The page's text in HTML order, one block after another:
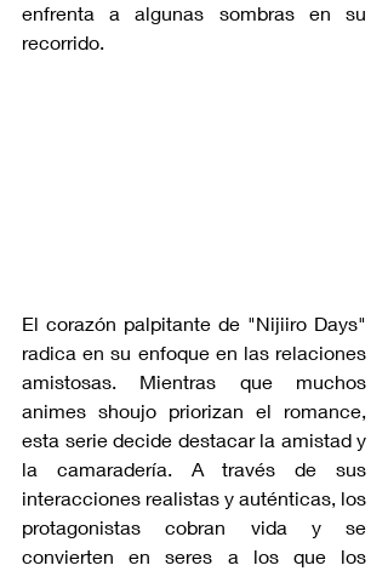
enfrenta a algunas sombras en su
recorrido.
El corazón palpitante de "Nijiiro Days"
radica en su enfoque en las relaciones
amistosas. Mientras que muchos
animes shoujo priorizan el romance,
esta serie decide destacar la amistad y
la camaradería. A través de sus
interacciones realistas y auténticas, los
protagonistas cobran vida y se
convierten en seres a los que los